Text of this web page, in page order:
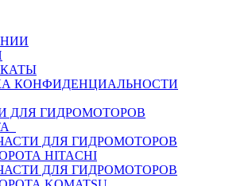
КОНФИДЕНЦИАЛЬНОСТИ
ДЛЯ ГИДРОМОТОРОВ
ДЛЯ ГИДРОМОТОРОВ
HITACHI
ДЛЯ ГИДРОМОТОРОВ